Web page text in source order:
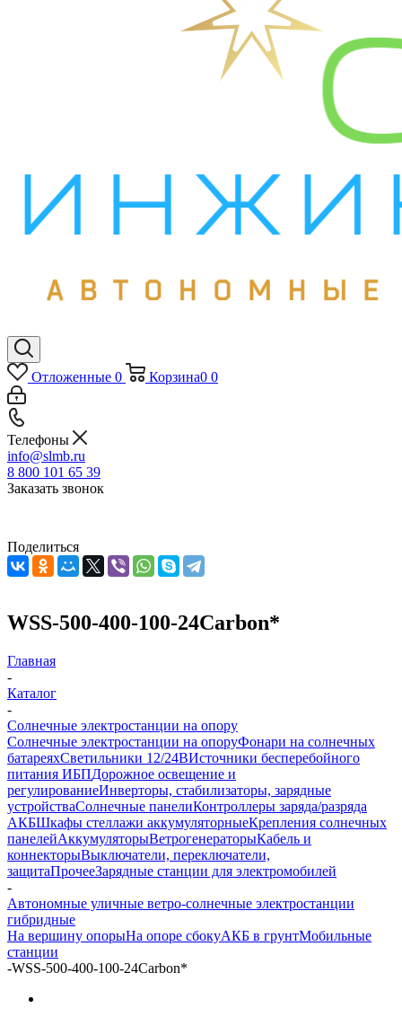
Отложенные 0 Корзина0 0
Телефоны
info@slmb.ru
8 800 101 65 39
Заказать звонок
Поделиться
WSS-500-400-100-24Carbon*
Главная
-
Каталог
-
Солнечные электростанции на опору
Солнечные электростанции на опоруФонари на солнечных
батареяхСветильники 12/24ВИсточники бесперебойного
питания ИБПДорожное освещение и
регулированиеИнверторы, стабилизаторы, зарядные
устройстваСолнечные панелиКонтроллеры заряда/разряда
АКБШкафы стеллажи аккумуляторныеКрепления солнечных
панелейАккумуляторыВетрогенераторыКабель и
коннекторыВыключатели, переключатели,
защитаПрочееЗарядные станции для электромобилей
-
Автономные уличные ветро-солнечные электростанции
гибридные
На вершину опорыНа опоре сбокуАКБ в грунтМобильные
станции
-WSS-500-400-100-24Carbon*